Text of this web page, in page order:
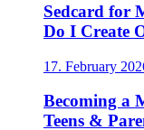
Sedcard for
Do I Create
17. February
Becoming a
Teens &